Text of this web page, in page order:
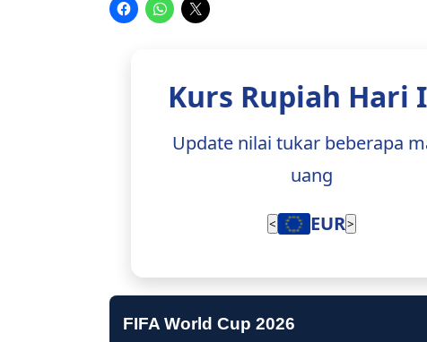
Kurs Rupiah Hari
Update nilai tukar beberapa
uang
< EUR>
FIFA World Cup 2026